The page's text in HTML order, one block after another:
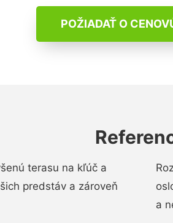
POŽIADAŤ O
terasu na kľúč a
predstáv a zároveň
a